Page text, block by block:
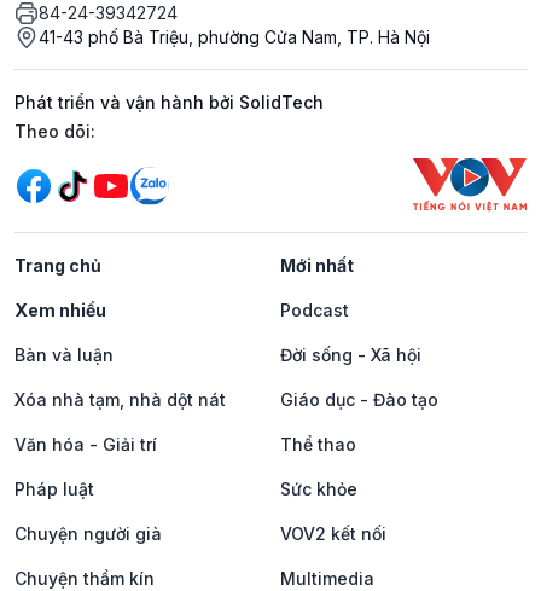
84-24-39342724
41-43 phố Bà Triệu, phường Cửa Nam, TP. Hà Nội
Phát triển và vận hành bởi SolidTech
Mạng xã hội
Theo dõi:
Trang chủ Mới nhất
Xem nhiều Podcast
Bàn và luận Đời sống - Xã hội
Xóa nhà tạm, nhà dột nát Giáo dục - Đào tạo
Văn hóa - Giải trí Thể thao
Pháp luật Sức khỏe
Chuyện người già VOV2 kết nối
Chuyện thầm kín Multimedia